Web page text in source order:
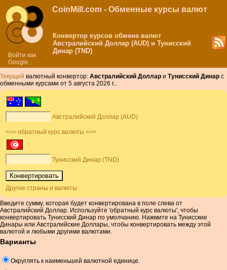
Войти как
Google
CoinMill.com - Обменные курсы валют
Конвертор курсов обмена валют
Австралийский Доллар (AUD) и Тунисский
Динар (TND)
Текущий валютный конвертор: Австралийский Доллар и Тунисский Динар с
обменными курсами от 5 августа 2026 г..
Австралийский Доллар (AUD)
<== обратный курс валюты ==>
Тунисский Динар (TND)
Другие страны и валюты
Введите сумму, которая будет конвертирована в поле слева от
Австралийский Доллар. Используйте 'обратный курс валюты', чтобы
конвертировать Тунисский Динар по умолчанию. Нажмите на Тунисские
Динары или Австралийские Доллары, чтобы конвертировать между этой
валютой и любыми другими валютами.
Варианты
Округлять к наименьшей валютной единице.